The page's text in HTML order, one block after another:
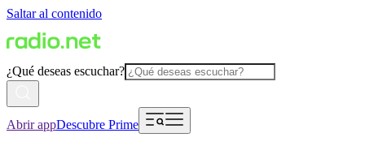
Saltar al contenido
¿Qué deseas escuchar?
Abrir appDescubre Prime